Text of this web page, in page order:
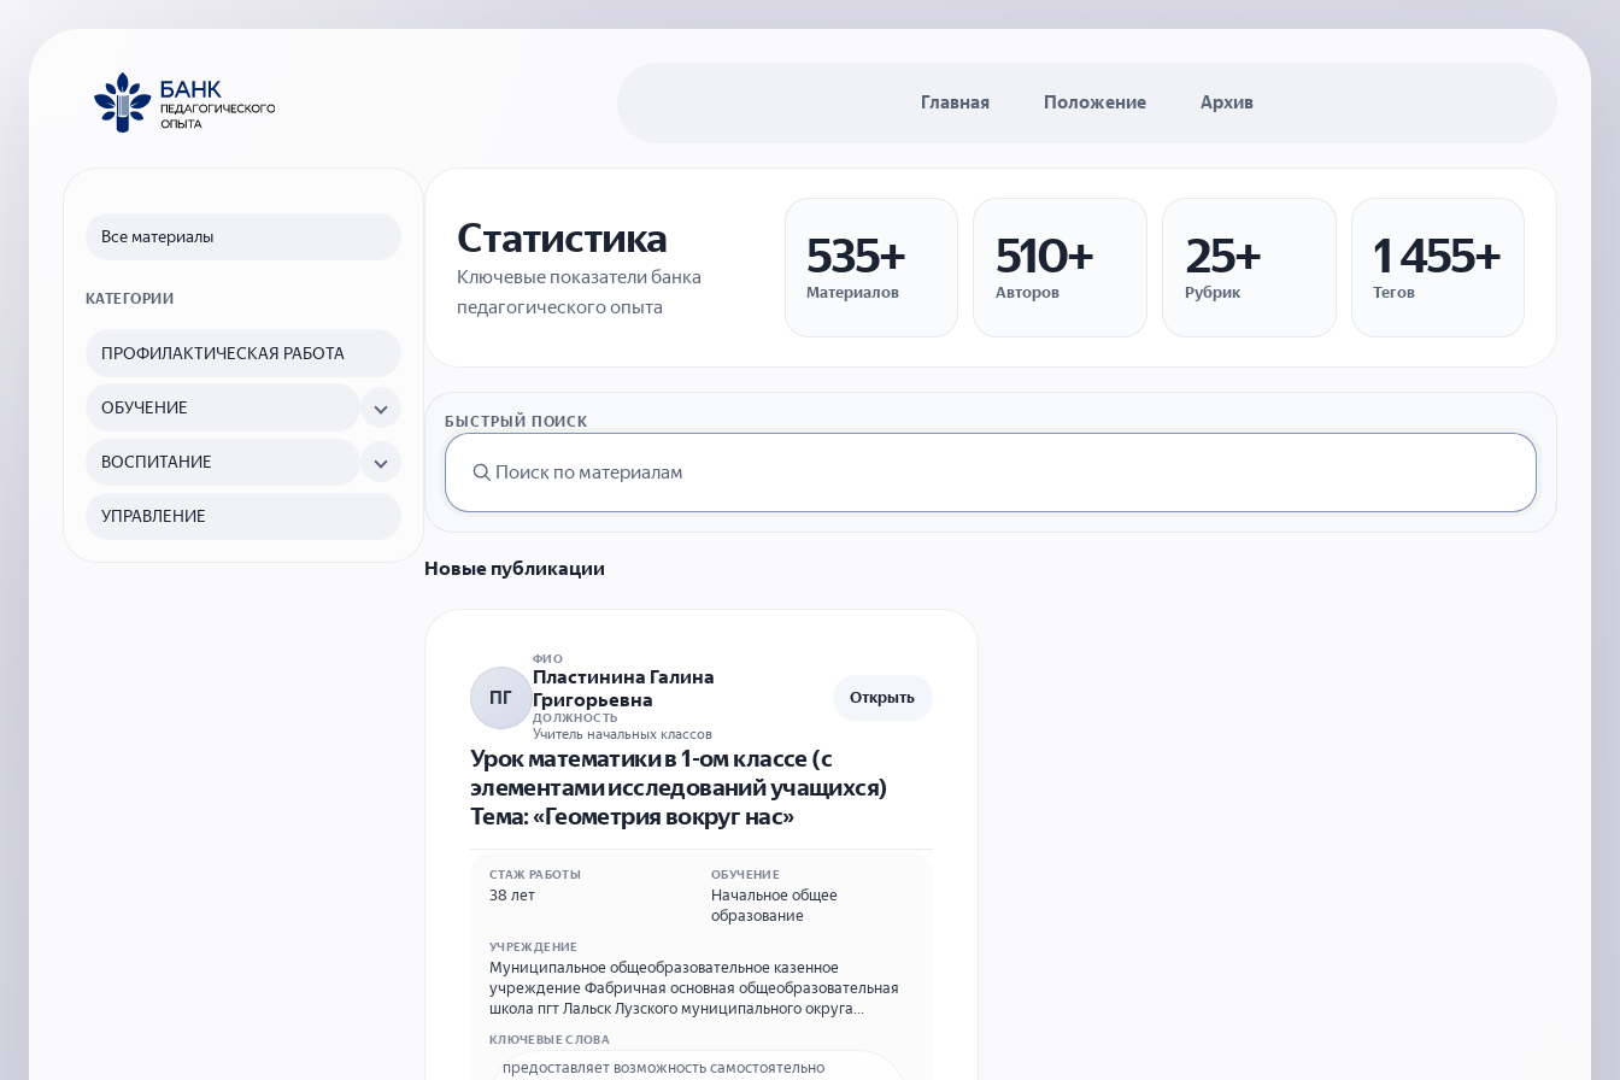
Главная Положение Архив
Все материалы
КАТЕГОРИИ
ПРОФИЛАКТИЧЕСКАЯ РАБОТА
ОБУЧЕНИЕ
ВОСПИТАНИЕ
УПРАВЛЕНИЕ
Статистика
Ключевые показатели банка
педагогического опыта
535+
Материалов
510+
Авторов
25+
Рубрик
1 455+
Тегов
БЫСТРЫЙ ПОИСК
Новые публикации
ПГ
ФИО
Пластинина Галина
Григорьевна
ДОЛЖНОСТЬ
Учитель начальных классов
Открыть
Урок математики в 1-ом классе (с
элементами исследований учащихся)
Тема: «Геометрия вокруг нас»
СТАЖ РАБОТЫ
38 лет
ОБУЧЕНИЕ
Начальное общее
образование
УЧРЕЖДЕНИЕ
Муниципальное общеобразовательное казенное
учреждение Фабричная основная общеобразовательная
школа пгт Лальск Лузского муниципального округа
Лузский район, пгт Лальск, ул. Фабричная, д.12,
контактный телефон 8(83346)24015, E-mail
КЛЮЧЕВЫЕ СЛОВА
предоставляет возможность самостоятельно